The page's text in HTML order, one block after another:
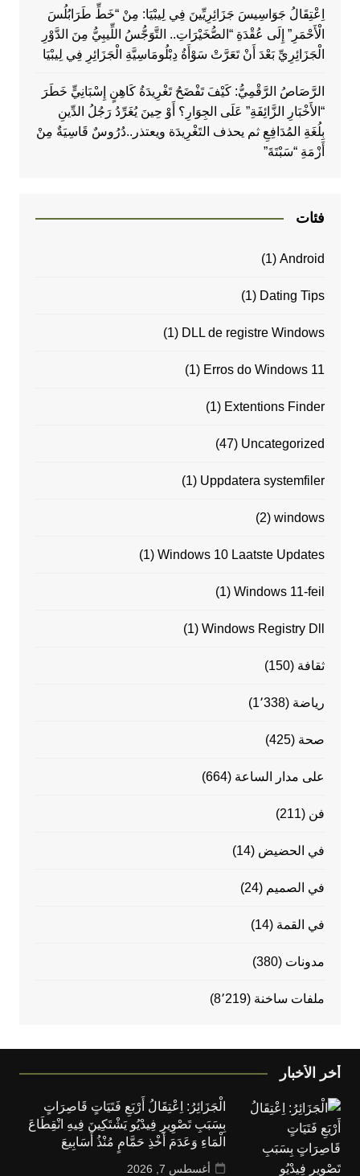
اِعْتِقَالُ جَوَاسِيسَ جَزَائِرِيِّينَ فِي لِيبْيَا: مِنْ “خَطِّ طَرَابُلُسَ
الْأَحْمَرِ” إِلَى عُقْدَةِ “الصُّخَيْرَاتِ.. التَّوَجُّسُ اللِّيبِيُّ مِنَ الدَّوْرِ
الْجَزَائِرِيِّ بَعْدَ أَنْ تَعَرَّتْ سَوْأَةُ دِبْلُومَاسِيَّةِ الْجَزَائِرِ فِي لِيبْيَا
الرَّصَاصُ الرَّقْمِيُّ: كَيْفَ تَفْضَحُ تَغْرِيدَةُ كَاهِنٍ إِسْبَانِيٍّ خَطَرَ
“الأَخْبَارِ الزَّائِفَةِ” عَلَى الجِوَارِ؟ أَوْ حِينَ يُغَرِّدُ رَجُلُ الدِّينِ
بِلُغَةِ المُدَافِعِ ثم يحذف التَغْرِيدَة ويعتذر..دُرُوسٌ قَاسِيَةٌ مِنْ
أَزْمَةِ “سَبْتَةَ”
فئات
Android
(1)
Dating Tips
(1)
DLL de registre Windows
(1)
Erros do Windows 11
(1)
Extentions Finder
(1)
Uncategorized
(47)
Uppdatera systemfiler
(1)
windows
(2)
Windows 10 Laatste Updates
(1)
Windows 11-feil
(1)
Windows Registry Dll
(1)
ثقافة (150)
رياضة (1٬338)
صحة (425)
على مدار الساعة (664)
فن (211)
في الحضيض (14)
في الصميم (24)
في القمة (14)
مدونات (380)
ملفات ساخنة (8٬219)
أخر الأخبار
الْجَزَائِرُ: اِعْتِقَالُ أَرْبَعِ فَتَيَاتٍ قَاصِرَاتٍ
بِسَبَبِ تَصْوِيرِ فِيدْيُو يَشْتَكِينَ فِيهِ انْقِطَاعَ
الْمَاءِ وَعَدَمَ أَخْذِ حَمَّامٍ مُنْذُ أَسَابِيعَ
أغسطس 7, 2026